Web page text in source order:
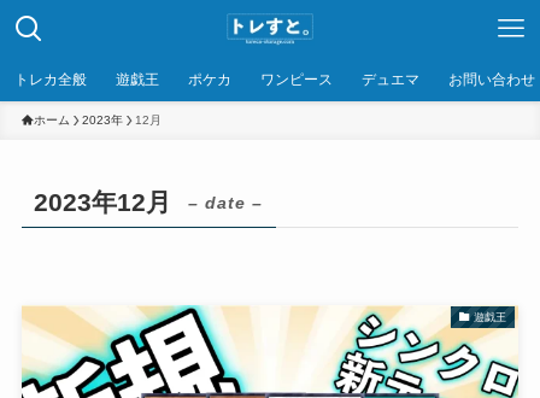
トレカ全般 遊戯王 ポケカ ワンピース デュエマ お問い合わせ
ホーム 2023年 12月
2023年12月 – date –
遊戯王